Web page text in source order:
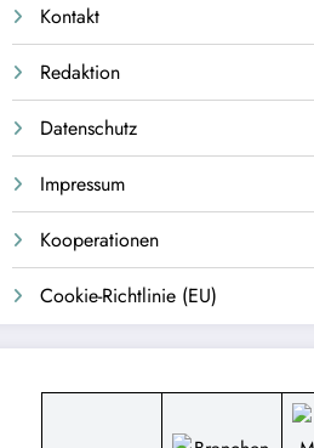
Kontakt
Redaktion
Datenschutz
Impressum
Kooperationen
Cookie-Richtlinie (EU)